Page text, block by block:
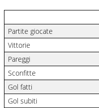
Partite giocate
Vittorie
Pareggi
Sconfitte
Gol fatti
Gol subiti